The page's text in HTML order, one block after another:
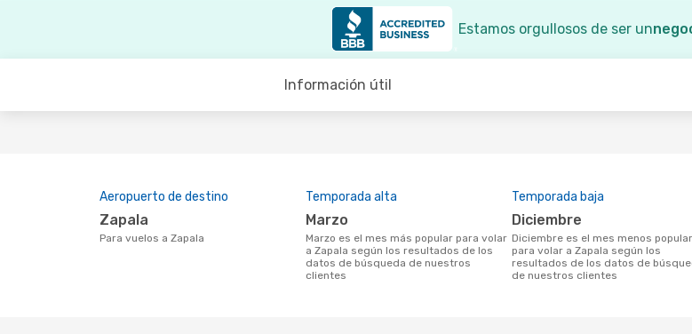
Estamos orgullosos de ser un
Información útil
Aeropuerto de destino
Zapala
Para vuelos a Zapala
Temporada alta
marzo
marzo es el mes más popular para volar
a Zapala según los resultados de los
datos de búsqueda de nuestros
clientes
Temporada baja
diciembre
diciembre es el mes menos popular
para volar a Zapala según los
resultados de los datos de
de nuestros clientes